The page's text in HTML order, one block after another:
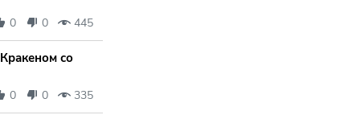
0 0 445
со
0 0 335